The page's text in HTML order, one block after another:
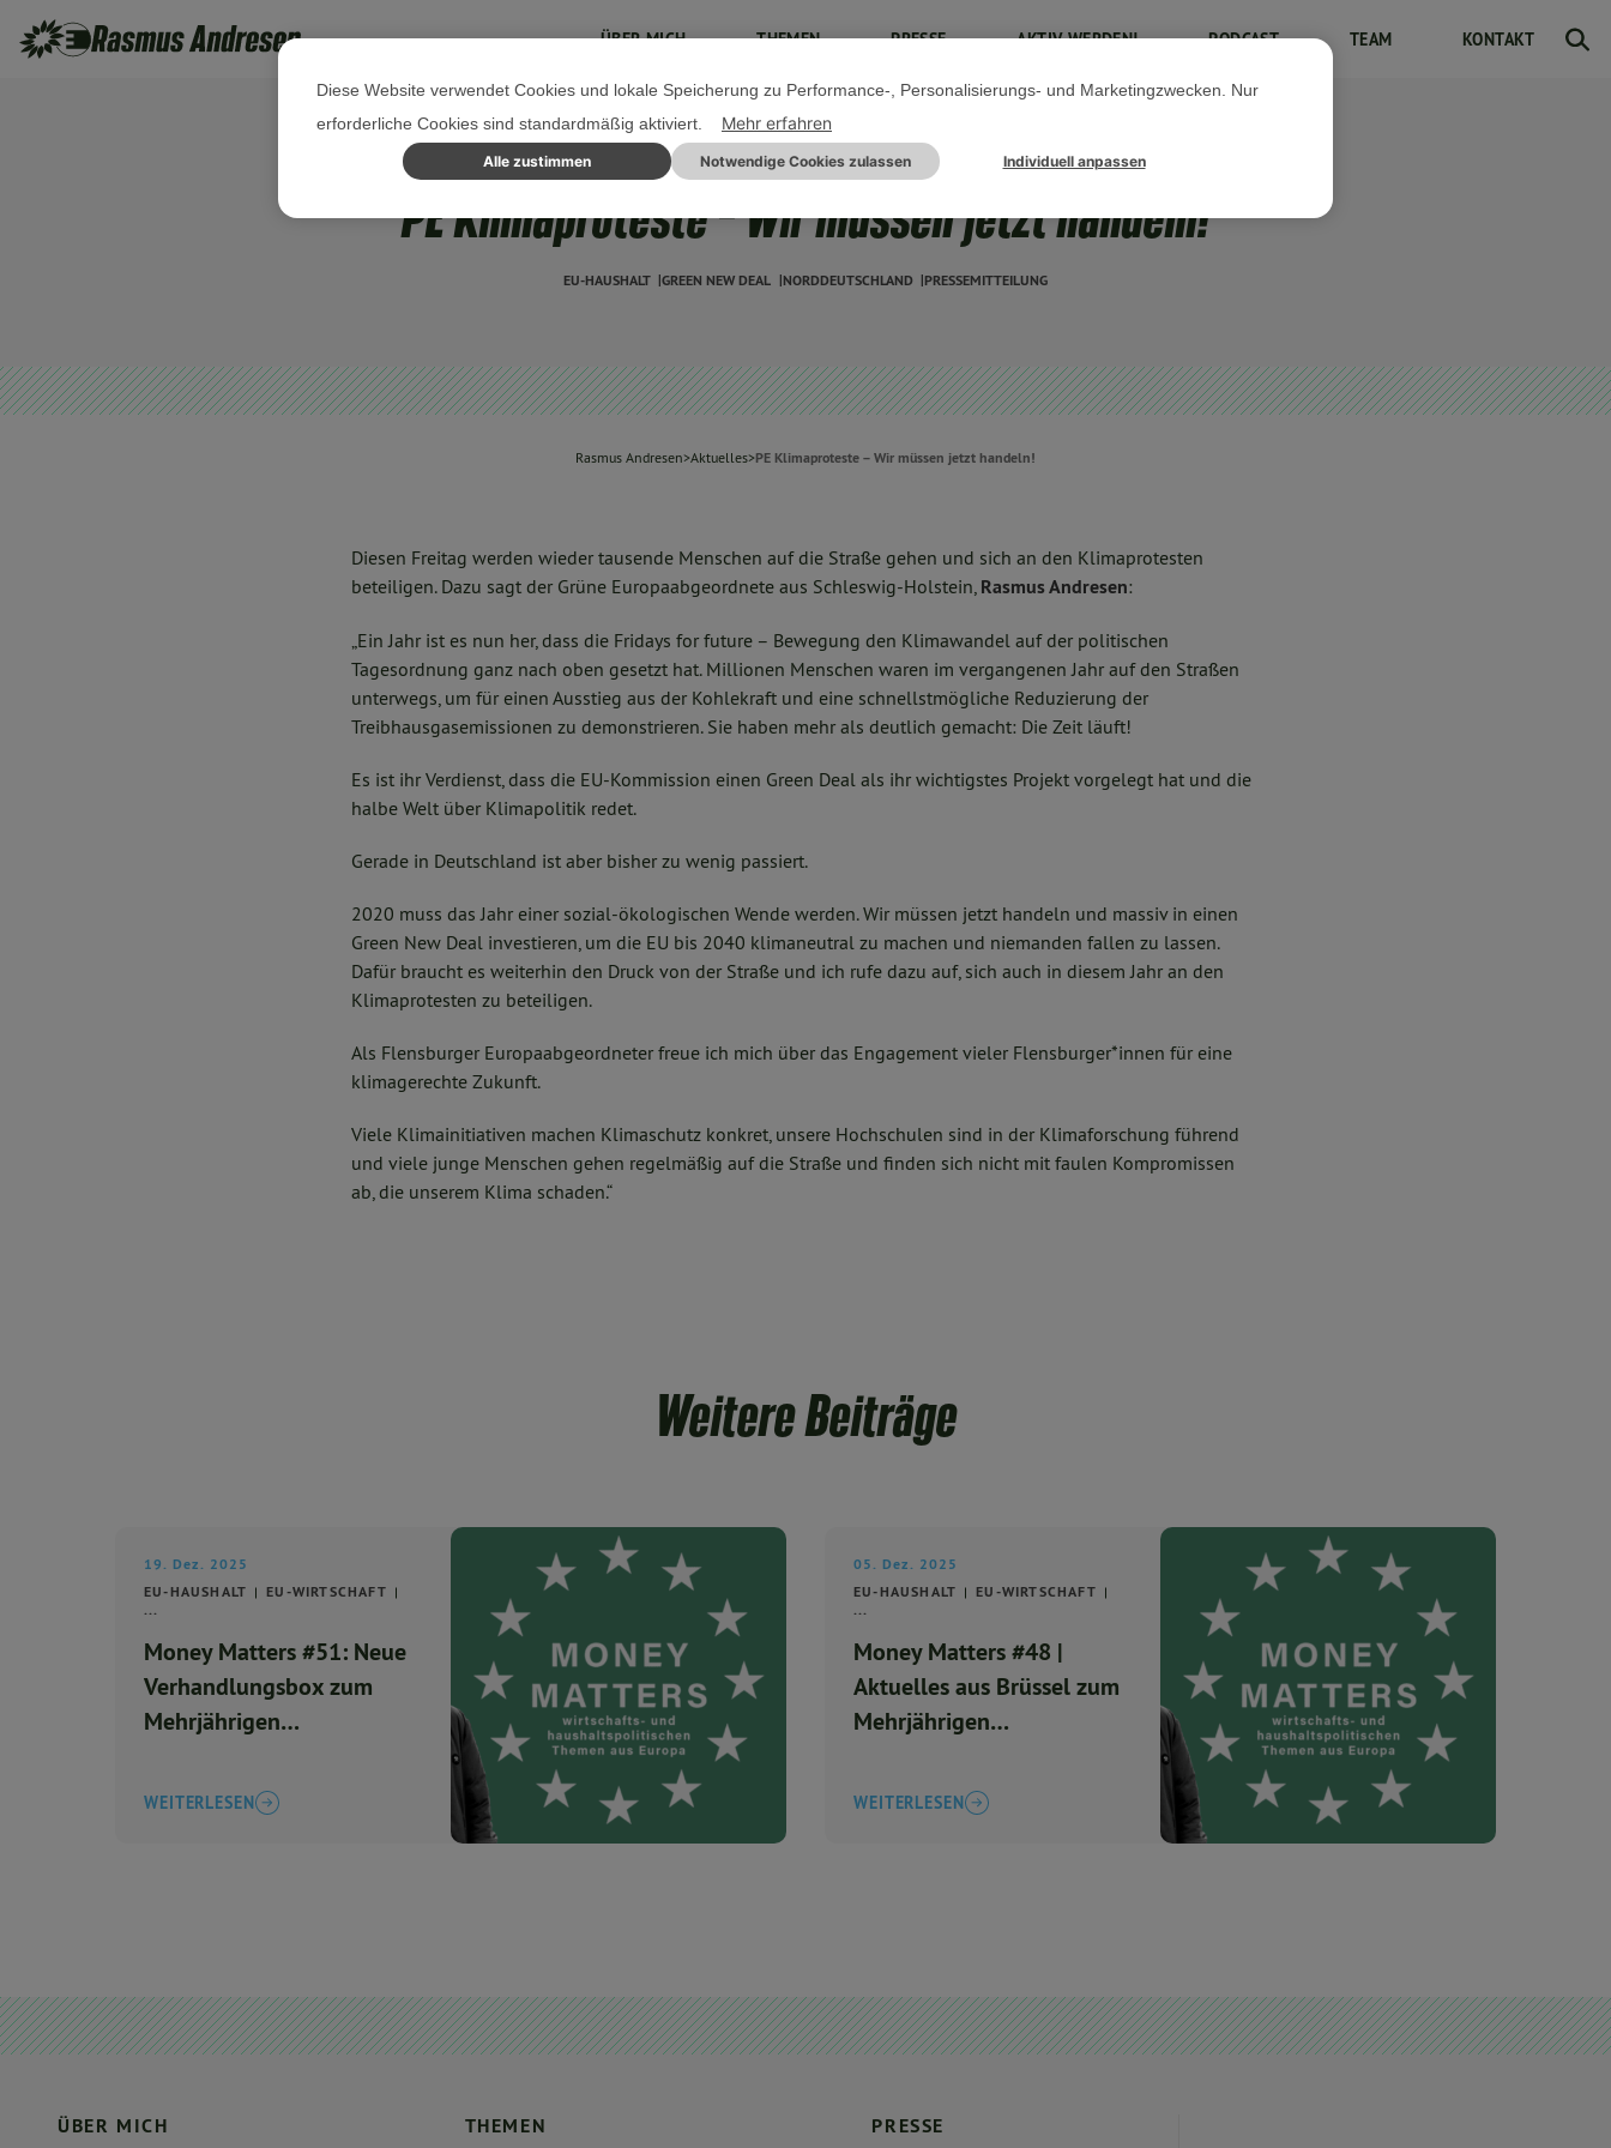
ÜBER MICH THEMEN PRESSE AKTIV WERDEN! PODCAST TEAM KONTAKT
09. JANUAR 2020
PE Klimaproteste – Wir müssen jetzt handeln!
EU-HAUSHALT GREEN NEW DEAL NORDDEUTSCHLAND PRESSEMITTEILUNG
Rasmus Andresen>Aktuelles>PE Klimaproteste – Wir müssen jetzt handeln!
Diesen Freitag werden wieder tausende Menschen auf die Straße gehen und sich an den Klimaprotesten
beteiligen. Dazu sagt der Grüne Europaabgeordnete aus Schleswig-Holstein, Rasmus Andresen:
„Ein Jahr ist es nun her, dass die Fridays for future – Bewegung den Klimawandel auf der politischen
Tagesordnung ganz nach oben gesetzt hat. Millionen Menschen waren im vergangenen Jahr auf den Straßen
unterwegs, um für einen Ausstieg aus der Kohlekraft und eine schnellstmögliche Reduzierung der
Treibhausgasemissionen zu demonstrieren. Sie haben mehr als deutlich gemacht: Die Zeit läuft!
Es ist ihr Verdienst, dass die EU-Kommission einen Green Deal als ihr wichtigstes Projekt vorgelegt hat und die
halbe Welt über Klimapolitik redet.
Gerade in Deutschland ist aber bisher zu wenig passiert.
2020 muss das Jahr einer sozial-ökologischen Wende werden. Wir müssen jetzt handeln und massiv in einen
Green New Deal investieren, um die EU bis 2040 klimaneutral zu machen und niemanden fallen zu lassen.
Dafür braucht es weiterhin den Druck von der Straße und ich rufe dazu auf, sich auch in diesem Jahr an den
Klimaprotesten zu beteiligen.
Als Flensburger Europaabgeordneter freue ich mich über das Engagement vieler Flensburger*innen für eine
klimagerechte Zukunft.
Viele Klimainitiativen machen Klimaschutz konkret, unsere Hochschulen sind in der Klimaforschung führend
und viele junge Menschen gehen regelmäßig auf die Straße und finden sich nicht mit faulen Kompromissen
ab, die unserem Klima schaden.“
Weitere Beiträge
19. Dez. 2025
EU-HAUSHALT
EU-WIRTSCHAFT
...
Money Matters #51: Neue
Verhandlungsbox zum
Mehrjährigen
WEITERLESEN
05. Dez. 2025
EU-HAUSHALT
EU-WIRTSCHAFT
...
Money Matters #48 |
Aktuelles aus Brüssel zum
Mehrjährigen
WEITERLESEN
ÜBER MICH THEMEN PRESSE
Diese Website verwendet Cookies und lokale Speicherung zu Performance-, Personalisierungs- und Marketingzwecken. Nur
erforderliche Cookies sind standardmäßig aktiviert.
Mehr erfahren
Alle zustimmen Notwendige Cookies zulassen Individuell anpassen